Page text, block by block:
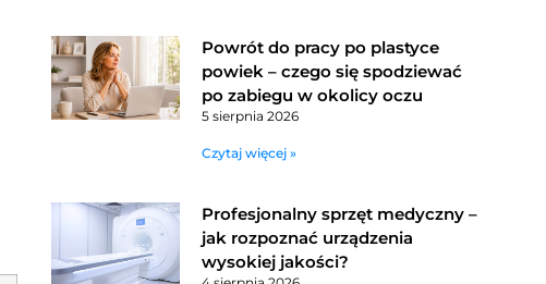
Powrót do pracy po plastyce
powiek – czego się spodziewać
po zabiegu w okolicy oczu
5 sierpnia 2026
Czytaj więcej »
Profesjonalny sprzęt medyczny –
jak rozpoznać urządzenia
wysokiej jakości?